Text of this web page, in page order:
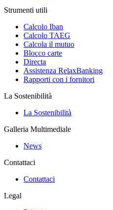
Strumenti utili
Calcolo Iban
Calcolo TAEG
Calcola il mutuo
Blocco carte
Directa
Assistenza RelaxBanking
Rapporti con i fornitori
La Sostenibilità
La Sostenibilità
Galleria Multimediale
News
Contattaci
Contattaci
Legal